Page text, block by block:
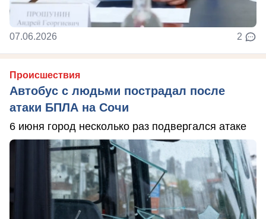
07.06.2026 2
Происшествия
Автобус с людьми пострадал после
атаки БПЛА на Сочи
6 июня город несколько раз подвергался атаке